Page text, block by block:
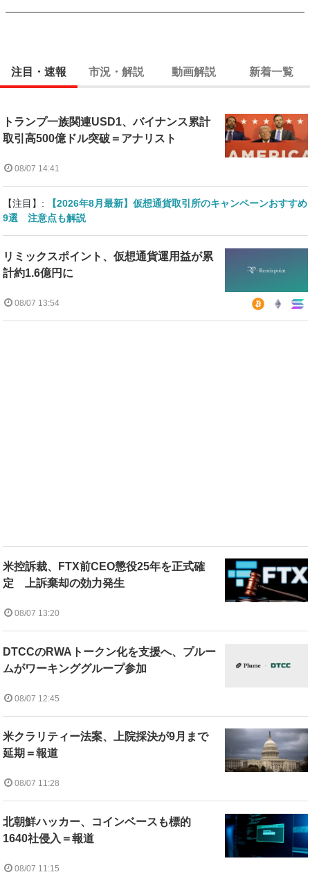
注目・速報 市況・解説 動画解説 新着一覧
トランプ一族関連USD1、バイナンス累計
取引高500億ドル突破＝アナリスト
08/07 14:41
【注目】:
【2026年8月最新】仮想通貨取引所のキャンペーンおすすめ
9選 注意点も解説
リミックスポイント、仮想通貨運用益が累
計約1.6億円に
08/07 13:54
米控訴裁、FTX前CEO懲役25年を正式確
定 上訴棄却の効力発生
08/07 13:20
DTCCのRWAトークン化を支援へ、プルー
ムがワーキンググループ参加
08/07 12:45
米クラリティー法案、上院採決が9月まで
延期＝報道
08/07 11:28
北朝鮮ハッカー、コインベースも標的
1640社侵入＝報道
08/07 11:15